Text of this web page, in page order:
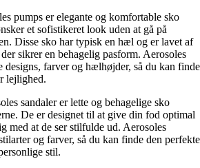
pumps er elegante og komfortable sko
et sofistikeret look uden at gå på
Disse sko har typisk en hæl og er lavet af
sikrer en behagelig pasform. Aerosoles
designs, farver og hælhøjder, så du kan finde
lejlighed.
sandaler er lette og behagelige sko
De er designet til at give din fod optimal
med at de ser stilfulde ud. Aerosoles
og farver, så du kan finde den perfekte
stil.